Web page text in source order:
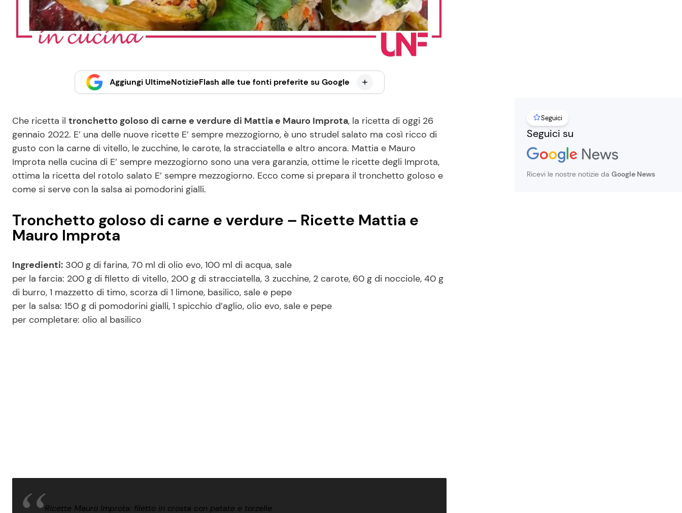
Aggiungi UltimeNotizieFlash alle tue fonti preferite su Google
Che ricetta il tronchetto goloso di carne e verdure di Mattia e Mauro Improta, la ricetta di oggi 26
gennaio 2022. E’ una delle nuove ricette E’ sempre mezzogiorno, è uno strudel salato ma così ricco di
gusto con la carne di vitello, le zucchine, le carote, la stracciatella e altro ancora. Mattia e Mauro
Improta nella cucina di E’ sempre mezzogiorno sono una vera garanzia, ottime le ricette degli Improta,
ottima la ricetta del rotolo salato E’ sempre mezzogiorno. Ecco come si prepara il tronchetto goloso e
come si serve con la salsa ai pomodorini gialli.
Tronchetto goloso di carne e verdure – Ricette Mattia e
Mauro Improta
Ingredienti: 300 g di farina, 70 ml di olio evo, 100 ml di acqua, sale
per la farcia: 200 g di filetto di vitello, 200 g di stracciatella, 3 zucchine, 2 carote, 60 g di nocciole, 40 g
di burro, 1 mazzetto di timo, scorza di 1 limone, basilico, sale e pepe
per la salsa: 150 g di pomodorini gialli, 1 spicchio d’aglio, olio evo, sale e pepe
per completare: olio al basilico
Ricette Mauro Improta: filetto in crosta con patate e torzelle
Seguici
Seguici su
Ricevi le nostre notizie da Google News